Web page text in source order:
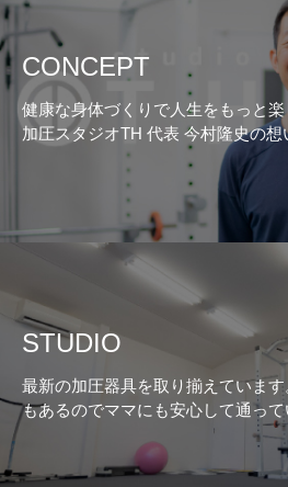
CONCEPT
健康な身体づくりで人生をもっと楽
加圧スタジオTH 代表 今村隆史の想
STUDIO
最新の加圧器具を取り揃えていま
もあるのでママにも安心して通って